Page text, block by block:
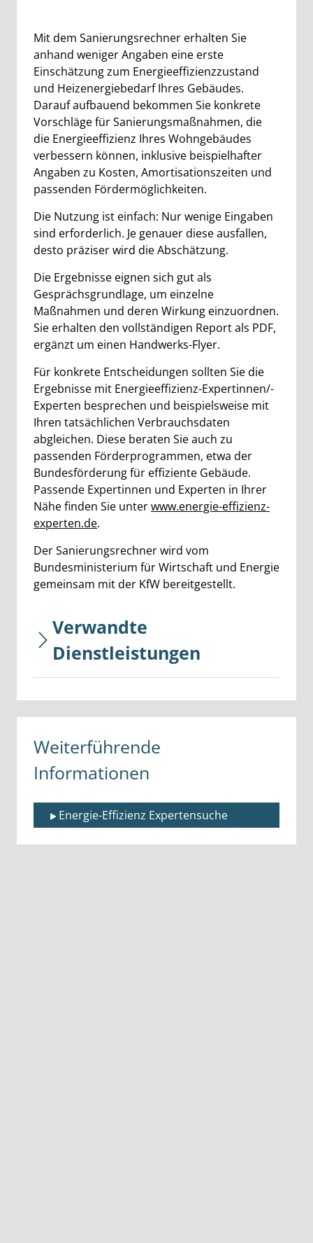
Beschreibung
Mit dem Sanierungsrechner erhalten Sie
anhand weniger Angaben eine erste
Einschätzung zum Energieeffizienzzustand
und Heizenergiebedarf Ihres Gebäudes.
Darauf aufbauend bekommen Sie konkrete
Vorschläge für Sanierungsmaßnahmen, die
die Energieeffizienz Ihres Wohngebäudes
verbessern können, inklusive beispielhafter
Angaben zu Kosten, Amortisationszeiten und
passenden Fördermöglichkeiten.
Die Nutzung ist einfach: Nur wenige Eingaben
sind erforderlich. Je genauer diese ausfallen,
desto präziser wird die Abschätzung.
Die Ergebnisse eignen sich gut als
Gesprächsgrundlage, um einzelne
Maßnahmen und deren Wirkung einzuordnen.
Sie erhalten den vollständigen Report als PDF,
ergänzt um einen Handwerks-Flyer.
Für konkrete Entscheidungen sollten Sie die
Ergebnisse mit Energieeffizienz-Expertinnen/-
Experten besprechen und beispielsweise mit
Ihren tatsächlichen Verbrauchsdaten
abgleichen. Diese beraten Sie auch zu
passenden Förderprogrammen, etwa der
Bundesförderung für effiziente Gebäude.
Passende Expertinnen und Experten in Ihrer
Nähe finden Sie unterwww.energie-effizienz-
experten.de.
Der Sanierungsrechner wird vom
Bundesministerium für Wirtschaft und Energie
gemeinsam mit der KfW bereitgestellt.
Verwandte
Dienstleistungen
Weiterführende
Informationen
Energie-Effizienz Expertensuche